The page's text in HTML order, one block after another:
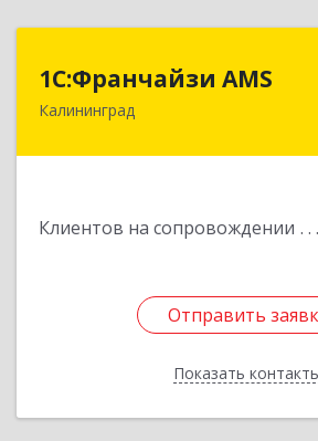
1С:Франчайзи AMS
Калининград
Клиентов на сопровождении
Отправить
Показать
238325, Калининградская обл,
Отправить
Назад